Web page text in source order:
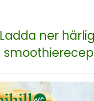
Ladda ner